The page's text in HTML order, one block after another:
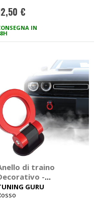
€
IN
di traino
-
GURU
GURU